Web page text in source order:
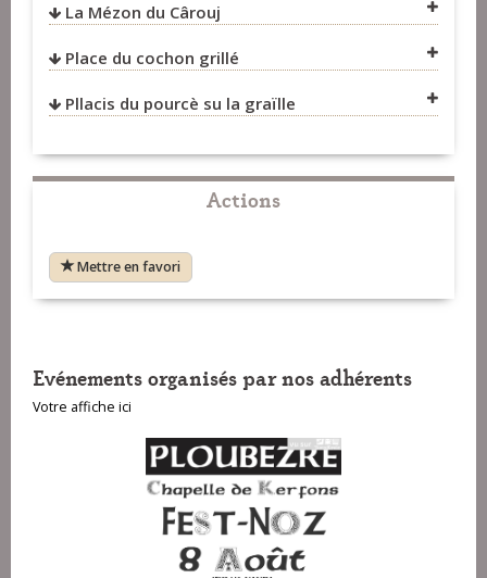
VOIR SUR LA CARTE
La Mézon du Cârouj
Place du cochon grillé
VOIR SUR LA CARTE
Pllacis du pourcè su la graïlle
VOIR SUR LA CARTE
Actions
Mettre en favori
Evénements organisés par nos adhérents
Votre affiche ici